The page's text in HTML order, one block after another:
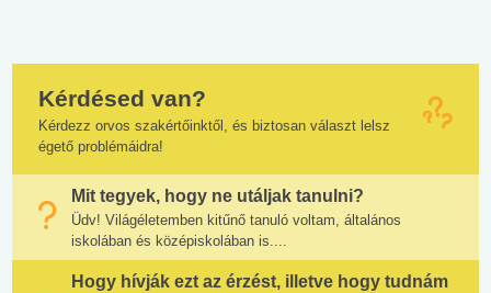
Kérdésed van?
Kérdezz orvos szakértőinktől, és biztosan választ lelsz
égető problémáidra!
Mit tegyek, hogy ne utáljak tanulni?
Üdv! Világéletemben kitűnő tanuló voltam, általános
iskolában és középiskolában is....
Hogy hívják ezt az érzést, illetve hogy tudnám